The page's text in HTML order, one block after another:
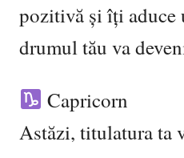
pozitivă și îți aduce
drumul tău va
Capricorn
Astăzi, titulatura ta